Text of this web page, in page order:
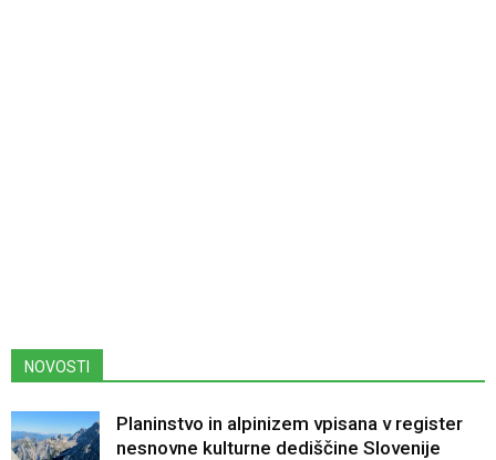
NOVOSTI
Planinstvo in alpinizem vpisana v register
nesnovne kulturne dediščine Slovenije